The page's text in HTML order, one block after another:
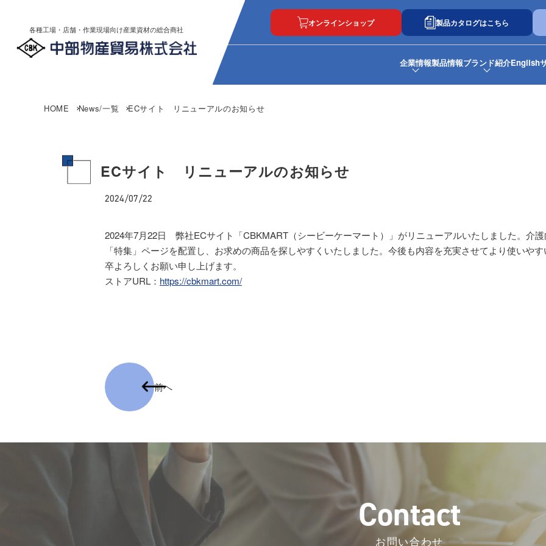
各種工場・店舗・作業現場向け産業資材の総合商社
オンラインショップ 製品カタログはこちら
企業情報製品情報ブランド紹介English
HOME News/一覧 ECサイト リニューアルのお知らせ
ECサイト リニューアルのお知らせ
2024/07/22
2024年7月22日 弊社ECサイト「CBKMART（シービーケーマート）」がリニューアルいたしました。介
「特集」ページを配置し、お求めの商品を探しやすくいたしました。今後も内容を充実させてより使いや
卒よろしくお願い申し上げます。
ストアURL： https://cbkmart.com/
前へ
Contact
お問い合わせ